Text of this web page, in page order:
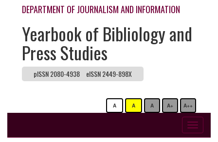
DEPARTMENT OF JOURNALISM AND INFORMATION
Yearbook of Bibliology and
Press Studies
pISSN 2080-4938 eISSN 2449-898X
A A A A+ A++
Toggle